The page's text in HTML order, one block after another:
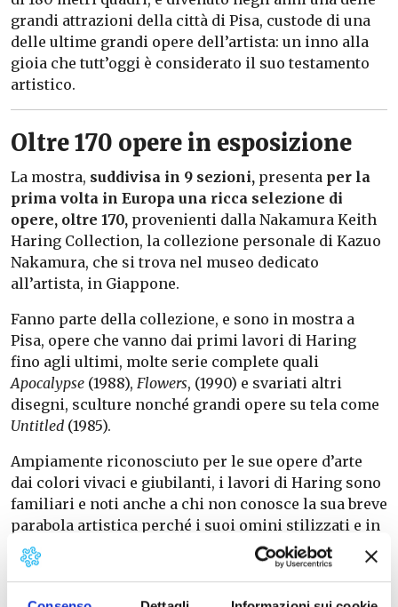
grandi attrazioni della città di Pisa, custode di una
delle ultime grandi opere dell’artista: un inno alla
gioia che tutt’oggi è considerato il suo testamento
artistico.
Oltre 170 opere in esposizione
La mostra, suddivisa in 9 sezioni, presenta per la
prima volta in Europa una ricca selezione di
opere, oltre 170, provenienti dalla Nakamura Keith
Haring Collection, la collezione personale di Kazuo
Nakamura, che si trova nel museo dedicato
all’artista, in Giappone.
Fanno parte della collezione, e sono in mostra a
Pisa, opere che vanno dai primi lavori di Haring
fino agli ultimi, molte serie complete quali
Apocalypse (1988), Flowers, (1990) e svariati altri
disegni, sculture nonché grandi opere su tela come
Untitled (1985).
Ampiamente riconosciuto per le sue opere d’arte
dai colori vivaci e giubilanti, i lavori di Haring sono
familiari e noti anche a chi non conosce la sua breve
parabola artistica perché i suoi omini stilizzati e in
movimento, i suoi cuori, i suoi cani e i suoi segni in
generale fanno parte del bagaglio di immagini